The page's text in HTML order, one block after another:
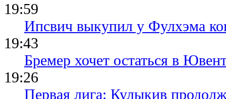
19:59
Ипсвич выкупил у Фулхэма
19:43
Бремер хочет остаться в
19:26
Первая лига: Кулыкив